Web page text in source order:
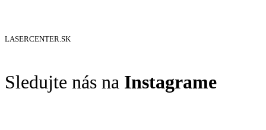
LASERCENTER.SK
Sledujte nás na Instagrame